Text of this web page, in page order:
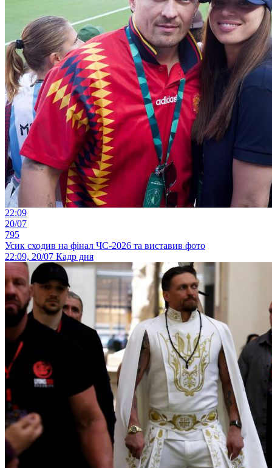
22:09
20/07
795
Усик сходив на фінал ЧС-2026 та виставив фото
22:09, 20/07 Кадр дня